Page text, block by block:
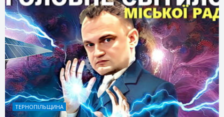
ТЕРНОПІЛЬЩИНА